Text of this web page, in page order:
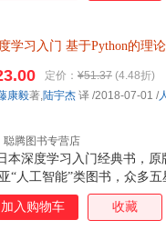
学习入门 基于Python的理
本深度学习入门经典书，
“人工智能”类图书，众多
具，从零创建一个深度学
的运行环境非常简单。读者
定价： ¥51.37 (4.48折)
聪腾图书专营店
康毅著,陆宇杰 译 /2018-07-01 /
加入购物车 收藏